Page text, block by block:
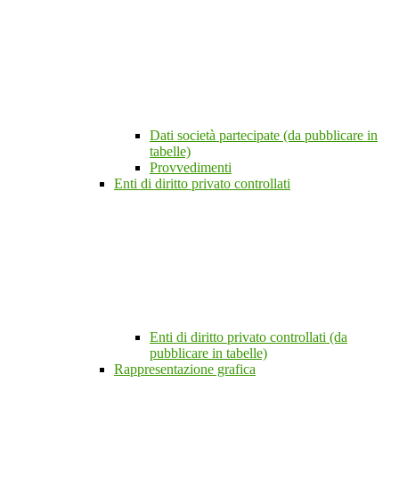
Dati società partecipate (da pubblicare in
tabelle)
Provvedimenti
Enti di diritto privato controllati
Enti di diritto privato controllati (da
pubblicare in tabelle)
Rappresentazione grafica